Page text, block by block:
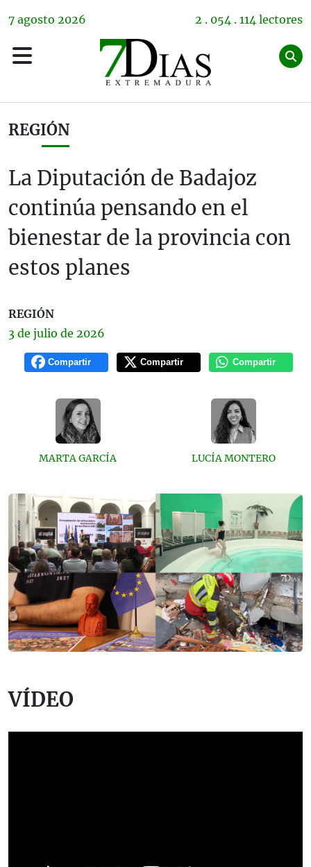
7 agosto 2026 2 . 054 . 114 lectores
REGIÓN
La Diputación de Badajoz
continúa pensando en el
bienestar de la provincia con
estos planes
REGIÓN
3 de julio de 2026
Compartir Compartir Compartir
MARTA GARCÍA LUCÍA MONTERO
VÍDEO